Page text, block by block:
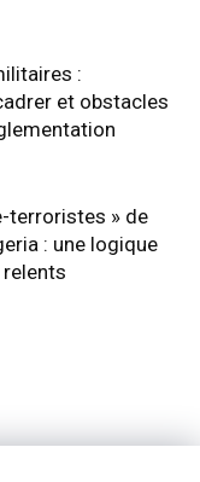
:
et obstacles
terroristes » de
: une logique